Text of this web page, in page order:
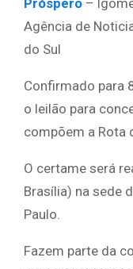
Agência de
do Sul
Confirmado para
o leilão para
compõem a Rota
O certame será
Brasília) na sede
Paulo.
Fazem parte da